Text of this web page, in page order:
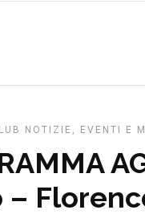
NOTIZIE, EVENTI E
–